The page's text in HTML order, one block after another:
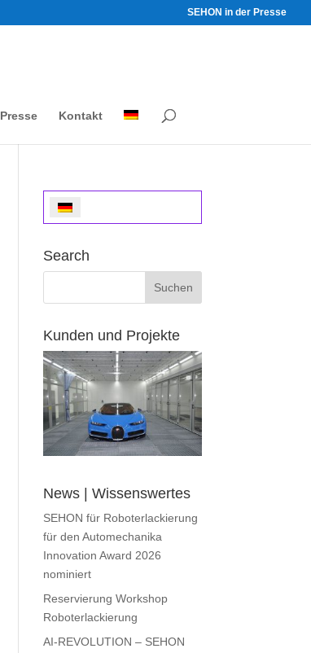
SEHON in der Presse
Presse Kontakt
Search
Kunden und Projekte
News | Wissenswertes
SEHON für Roboterlackierung
für den Automechanika
Innovation Award 2026
nominiert
Reservierung Workshop
Roboterlackierung
AI-REVOLUTION – SEHON